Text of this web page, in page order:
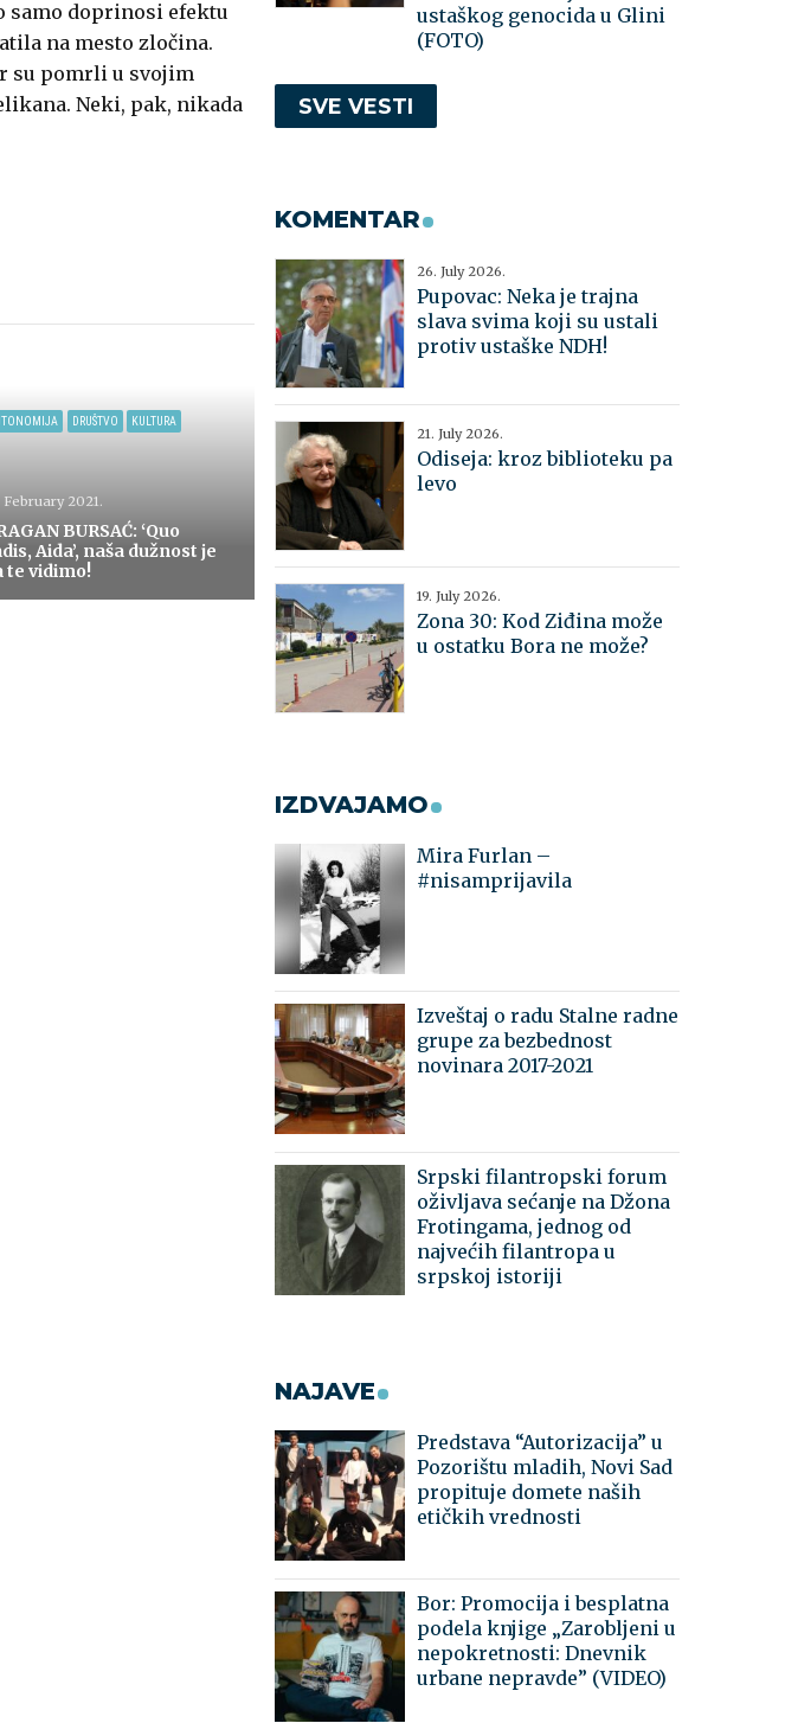
samo doprinosi efektu
na mesto zločina.
su pomrli u svojim
Neki, pak, nikada
DRUŠTVO KULTURA
February 2021.
BURSAĆ: ‘Quo
Aida’, naša dužnost je
te vidimo!
ustaškog genocida u Glini
(FOTO)
SVE VESTI
KOMENTAR
26. July 2026.
Pupovac: Neka je trajna
slava svima koji su ustali
protiv ustaške NDH!
21. July 2026.
Odiseja: kroz biblioteku pa
levo
19. July 2026.
Zona 30: Kod Ziđina može
u ostatku Bora ne može?
IZDVAJAMO
Mira Furlan –
#nisamprijavila
Izveštaj o radu Stalne radne
grupe za bezbednost
novinara 2017-2021
Srpski filantropski forum
oživljava sećanje na Džona
Frotingama, jednog od
najvećih filantropa u
srpskoj istoriji
NAJAVE
Predstava “Autorizacija” u
Pozorištu mladih, Novi Sad
propituje domete naših
etičkih vrednosti
Bor: Promocija i besplatna
podela knjige „Zarobljeni u
nepokretnosti: Dnevnik
urbane nepravde” (VIDEO)